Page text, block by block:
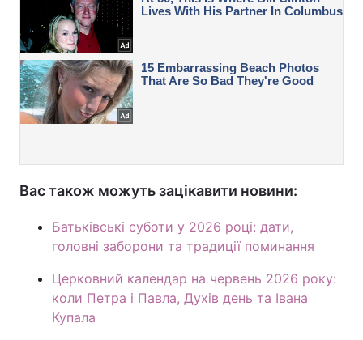
Вас також можуть зацікавити новини:
Батьківські суботи у 2026 році: дати,
головні заборони та традиції поминання
Церковний календар на червень 2026 року:
коли Петра і Павла, Духів день та Івана
Купала